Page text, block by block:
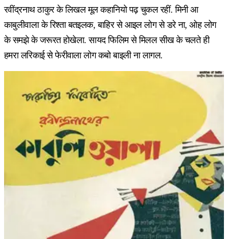
रवींद्रनाथ ठाकुर के लिखल मूल कहानियो पढ़ चुकल रहीं. मिनी आ
काबुलीवाला के रिश्ता बतइलक, बाहिर से आइल लोग से डरे ना, ओह लोग
के समझे के जरूरत होखेला. सायद फिलिम से मिलल सीख के चलते ही
हमरा लरिकाई से फेरीवाला लोग कबो बाइली ना लागल.